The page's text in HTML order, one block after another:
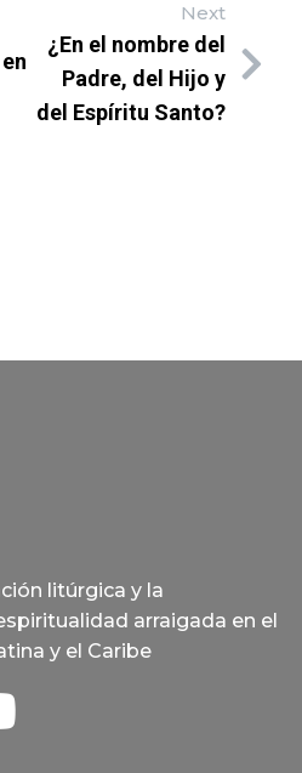
Next
¿En el nombre del
Padre, del Hijo y
del Espíritu Santo?
litúrgica y la
arraigada en el
y el Caribe